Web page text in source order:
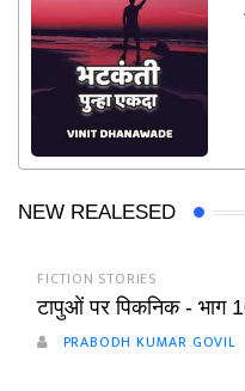
NEW REALESED
FICTION STORIES
टापुओं पर पिकनिक - भाग
PRABODH KUMAR GOVIL